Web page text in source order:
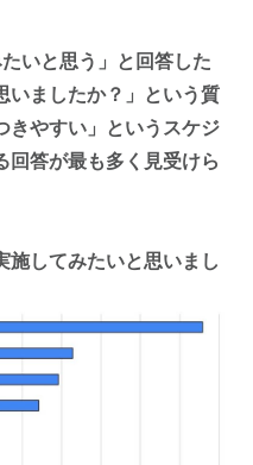
いと思う」と回答した
いましたか？」という質
きやすい」というスケジ
回答が最も多く見受けら
施してみたいと思いまし